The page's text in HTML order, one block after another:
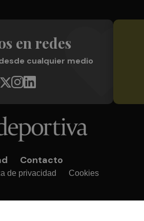
en redes
cualquier medio
Contacto
de privacidad Cookies